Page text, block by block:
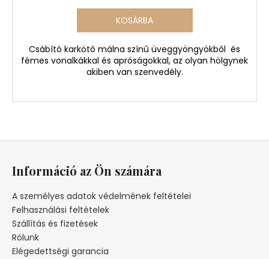
KOSÁRBA
Csábító karkötő málna színű üveggyöngyökből és
fémes vonalkákkal és apróságokkal, az olyan hölgynek
akiben van szenvedély.
Információ az Ön számára
A személyes adatok védelmének feltételei
Felhasználási feltételek
Szállítás és fizetések
Rólunk
Elégedettségi garancia